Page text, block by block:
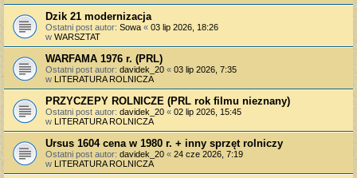
Dzik 21 modernizacja
Ostatni post autor: Sowa « 03 lip 2026, 18:26
w WARSZTAT
WARFAMA 1976 r. (PRL)
Ostatni post autor: davidek_20 « 03 lip 2026, 7:35
w LITERATURA ROLNICZA
PRZYCZEPY ROLNICZE (PRL rok filmu nieznany)
Ostatni post autor: davidek_20 « 02 lip 2026, 15:45
w LITERATURA ROLNICZA
Ursus 1604 cena w 1980 r. + inny sprzęt rolniczy
Ostatni post autor: davidek_20 « 24 cze 2026, 7:19
w LITERATURA ROLNICZA